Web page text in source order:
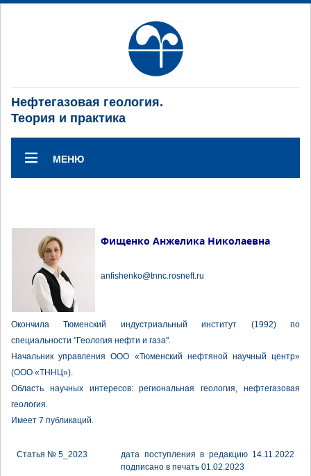
Нефтегазовая геология.
Теория и практика
МЕНЮ
Фищенко Анжелика Николаевна
anfishenko@tnnc.rosneft.ru
Окончила Тюменский индустриальный институт (1992) по
специальности "Геология нефти и газа".
Начальник управления ООО «Тюменский нефтяной научный центр»
(ООО «ТННЦ»).
Область научных интересов: региональная геология, нефтегазовая
геология.
Имеет 7 публикаций.
Статья № 5_2023
дата поступления в редакцию 14.11.2022
подписано в печать 01.02.2023